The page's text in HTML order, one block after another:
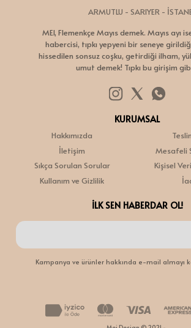
ARMUTLU - SARIYER -
MEI, Flemenkçe Mayıs demek. Mayıs ayı
habercisi, tıpkı yepyeni bir seneye
hissedilen sonsuz coşku, getirdiği ilham,
umut demek! Tıpkı bu girişim
KURUMSAL
Hakkımızda
İletişim
Sıkça Sorulan Sorular
Kullanım ve Gizlilik
Mesafeli
Kişisel
İLK SEN HABERDAR OL!
Kampanya ve ürünler hakkında e-mail almayı